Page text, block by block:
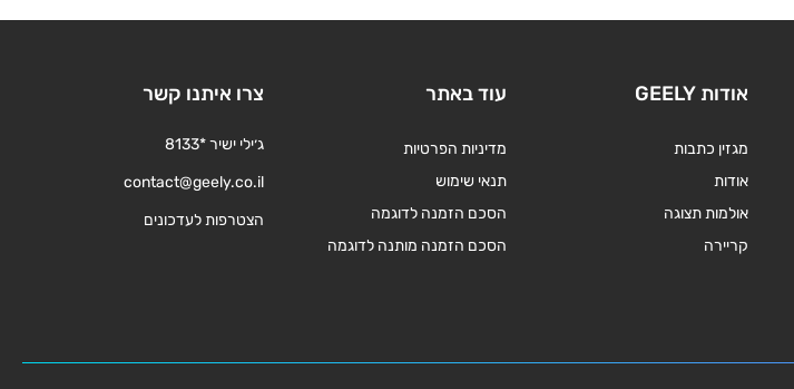
אודות GEELY
מגזין כתבות
אודות
אולמות תצוגה
קריירה
עוד באתר
מדיניות הפרטיות
תנאי שימוש
הסכם הזמנה לדוגמה
הסכם הזמנה מותנה לדוגמה
צרו איתנו קשר
ג׳ילי ישיר *8133
contact@geely.co.il
הצטרפות לעדכונים